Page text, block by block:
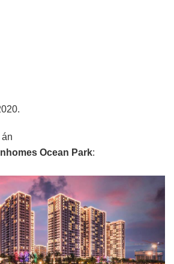
Ocean Park: